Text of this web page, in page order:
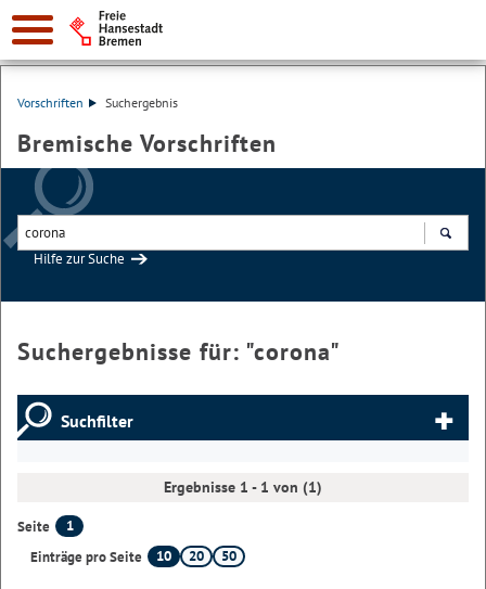
Vorschriften Suchergebnis
Bremische Vorschriften
Hilfe zur Suche
Suchergebnisse für: "corona"
Suchfilter
Ergebnisse 1 - 1 von (1)
Seite
1
Einträge pro Seite
10 20 50